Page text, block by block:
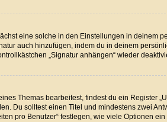
eine solche in den Einstellungen in
auch hinzufügen, indem du in deinem
„Signatur anhängen“ wieder
Themas bearbeitest, findest du ein Register
Du solltest einen Titel und mindestens zwei
pro Benutzer“ festlegen, wie viele Optionen